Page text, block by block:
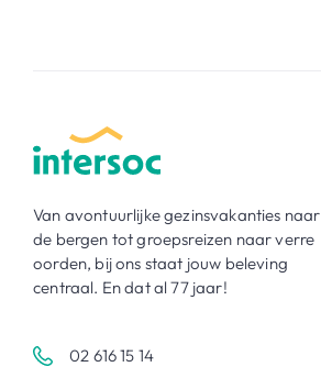
Van avontuurlijke gezinsvakanties naar
de bergen tot groepsreizen naar verre
oorden, bij ons staat jouw beleving
centraal. En dat al 77 jaar!
02 616 15 14